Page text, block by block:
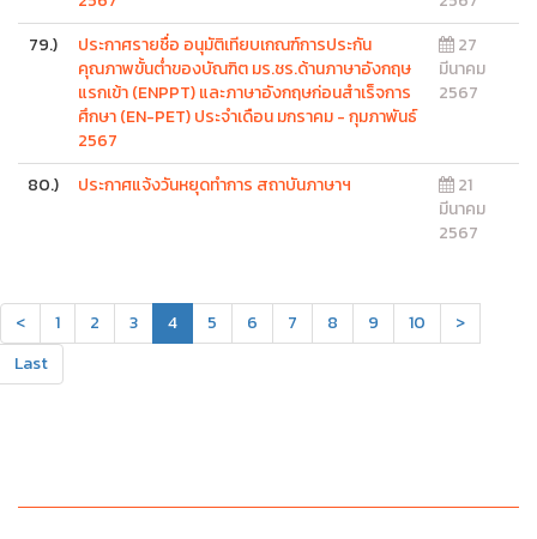
79.)
ประกาศรายชื่อ อนุมัติเทียบเกณฑ์การประกัน
คุณภาพขั้นต่ำของบัณฑิต มร.ชร.ด้านภาษาอังกฤษ
แรกเข้า (ENPPT) และภาษาอังกฤษก่อนสำเร็จการ
ศึกษา (EN-PET) ประจำเดือน มกราคม - กุมภาพันธ์
2567
27
มีนาคม
2567
80.) ประกาศแจ้งวันหยุดทำการ สถาบันภาษาฯ
21
มีนาคม
2567
< 1 2 3 4 5 6 7 8 9 10
>
Last